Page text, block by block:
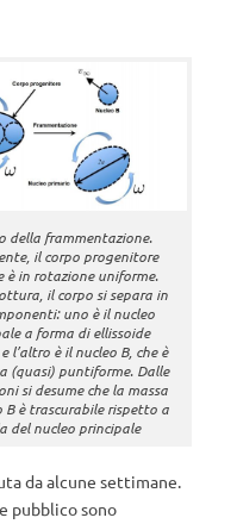
della frammentazione.
il corpo progenitore
è in rotazione uniforme.
il corpo si separa in
uno è il nucleo
a forma di ellissoide
l’altro è il nucleo B, che è
(quasi) puntiforme. Dalle
si desume che la massa
B è trascurabile rispetto a
del nucleo principale
da alcune settimane.
pubblico sono